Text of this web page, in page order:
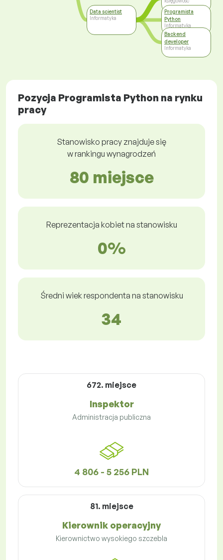
Data scientist
Informatyka
Programista
Python
Informatyka
Backend
developer
Informatyka
Pozycja Programista Python na rynku
pracy
Stanowisko pracy znajduje się
w rankingu wynagrodzeń
80 miejsce
Reprezentacja kobiet na stanowisku
0%
Średni wiek respondenta na stanowisku
34
672. miejsce
Inspektor
Administracja publiczna
4 806 - 5 256 PLN
81. miejsce
Kierownik operacyjny
Kierownictwo wysokiego szczebla